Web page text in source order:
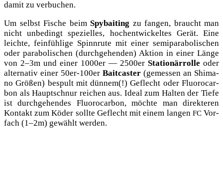
damit zu verbuchen.
Um selbst Fische beim Spy­bai­ting zu fan­gen, braucht man
nicht unbe­dingt spe­zi­el­les, hoch­ent­wi­ckel­tes Gerät. Eine
leich­te, fein­füh­li­ge Spinn­ru­te mit einer semi­pa­ra­bo­li­schen
oder para­bo­li­schen (durch­ge­hen­den) Akti­on in einer Län­ge
von 2–3m und einer 1000er — 2500er Sta­tio­när­rol­le oder
alter­na­tiv einer 50er-100er Bait­cas­ter (gemes­sen an Shi­ma­
no Grö­ßen) bespult mit dün­nem(!) Geflecht oder Fluo­ro­car­
bon als Haupt­schnur rei­chen aus. Ide­al zum Hal­ten der Tie­fe
ist durch­ge­hen­des Fluo­ro­car­bon, möch­te man direk­te­ren
Kon­takt zum Köder soll­te Geflecht mit einem lan­gen FCVor­
fach (1–2m) gewählt werden.